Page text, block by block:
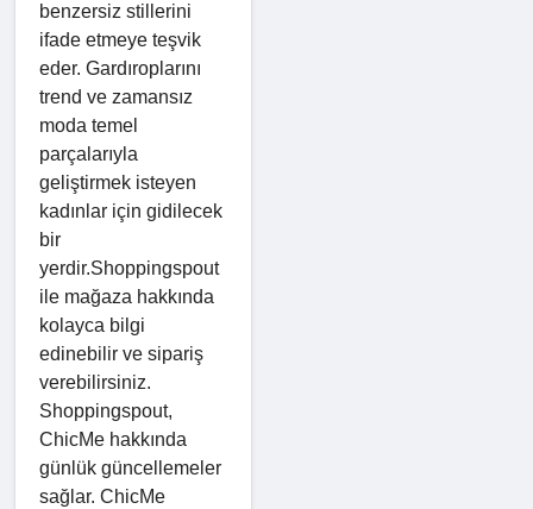
benzersiz stillerini
ifade etmeye teşvik
eder. Gardıroplarını
trend ve zamansız
moda temel
parçalarıyla
geliştirmek isteyen
kadınlar için gidilecek
bir
yerdir.Shoppingspout
ile mağaza hakkında
kolayca bilgi
edinebilir ve sipariş
verebilirsiniz.
Shoppingspout,
ChicMe hakkında
günlük güncellemeler
sağlar. ChicMe